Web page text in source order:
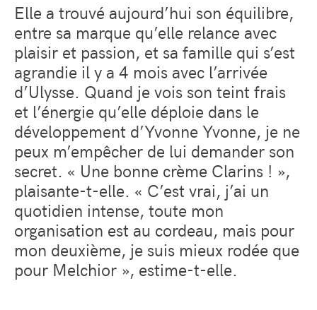
Elle a trouvé aujourd’hui son équilibre,
entre sa marque qu’elle relance avec
plaisir et passion, et sa famille qui s’est
agrandie il y a 4 mois avec l’arrivée
d’Ulysse. Quand je vois son teint frais
et l’énergie qu’elle déploie dans le
développement d’Yvonne Yvonne, je ne
peux m’empêcher de lui demander son
secret. « Une bonne crème Clarins ! »,
plaisante-t-elle. « C’est vrai, j’ai un
quotidien intense, toute mon
organisation est au cordeau, mais pour
mon deuxième, je suis mieux rodée que
pour Melchior », estime-t-elle.